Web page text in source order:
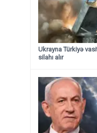
Ukrayna Türkiyə
silahı alır